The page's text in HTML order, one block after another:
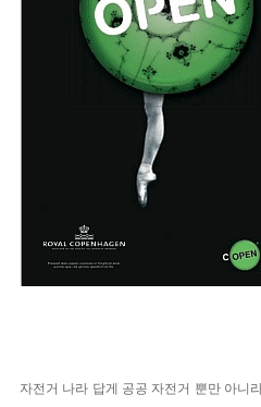
자전거 나라 답게 공공 자전거 뿐만 아니